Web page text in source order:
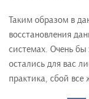
Таким образом в
восстановления
системах. Очень бы
остались для вас
практика, сбой